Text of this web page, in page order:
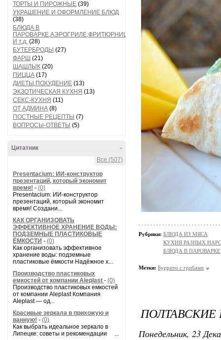
ТОРТЫ И ПИРОЖНЫЕ (39)
УКРАШЕНИЕ И ОФОРМЛЕНИЕ БЛЮД
(38)
БЛЮДА В
ПАРОВАРКЕ,АЭРОГРИЛЕ,ФРИТЮРНИЦЕ
И т.д. (28)
БУТЕРБРОДЫ (27)
ФАРШ (21)
ШАШЛЫК (20)
ПИЦЦА (17)
ДИЕТЫ,ПОХУДЕНИЕ (13)
ЭКЗОТИЧЕСКАЯ КУХНЯ (13)
СЕКС-КУХНЯ (11)
ОТ АДМИНА (8)
ПОСТНЫЕ РЕЦЕПТЫ (7)
ВОПРОСЫ-ОТВЕТЫ (5)
-
Цитатник
Все (507)
Presentacium: ИИ‑конструктор
презентаций, который экономит
время! - (0)
Presentacium: ИИ‑конструктор
презентаций, который экономит
время! Создани...
КАК ОРГАНИЗОВАТЬ
ЭФФЕКТИВНОЕ ХРАНЕНИЕ ВОДЫ:
ПОДЗЕМНЫЕ ПЛАСТИКОВЫЕ
ЁМКОСТИ - (0)
Как организовать эффективное
хранение воды: подземные
пластиковые ёмкости Надёжное х...
Производство пластиковых
емкостей от компании Aleplast - (0)
Производство пластиковых емкостей
от компании Aleplast Компания
Aleplast — од...
Красивые зеркала в прихожую и
ванную! - (0)
Как выбрать идеальное зеркало в
Липецке: советы и рекомендации ...
Рубрики: БЛЮДА ИЗ МЯСА
КУХНЯ РАЗНЫХ
БЛЮДА В
Метки: Буррито с грибами
Понедельник, 23